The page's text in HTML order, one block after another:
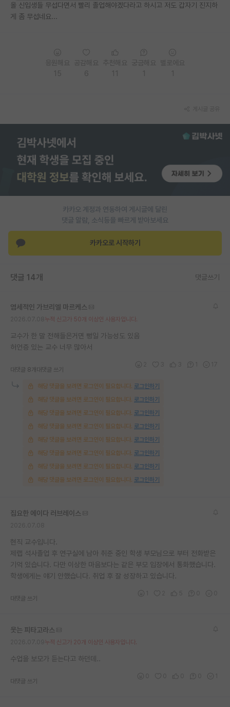
연구실(PI) 홍보 게시판
인문사회 계열 게시판
특수/전문대학원 게시판
반도체/AI 게시판
장학금/장학생 게시판
홍보 게시판
커리어
반도체 아카데미
올 신입생들 무섭다면서 빨리 졸업해야겠다라고 하시고 저도 갑자기 진지하
게 좀 무섭네요...
카카오 계정과 연동하여 게시글에 달린
댓글 알람, 소식등을 빠르게 받아보세요
카카오로 시작하기
댓글 14개 댓글쓰기
염세적인 가브리엘 마르케스
누적 신고가 50개 이상인 사용자입니다.
교수가 한 말 전해들은거면 뻥일 가능성도 있음
허언증 있는 교수 너무 많아서
대댓글 8개 대댓글 쓰기
해당 댓글을 보려면 로그인이 필요합니다. 로그인하기
해당 댓글을 보려면 로그인이 필요합니다. 로그인하기
해당 댓글을 보려면 로그인이 필요합니다. 로그인하기
해당 댓글을 보려면 로그인이 필요합니다. 로그인하기
해당 댓글을 보려면 로그인이 필요합니다. 로그인하기
해당 댓글을 보려면 로그인이 필요합니다. 로그인하기
해당 댓글을 보려면 로그인이 필요합니다. 로그인하기
해당 댓글을 보려면 로그인이 필요합니다. 로그인하기
집요한 에이다 러브레이스
현직 교수입니다.
제랩 석사졸업 후 연구실에 남아 취준 중인 학생 부모님으로 부터 전화받은
기억 있습니다. 다만 이상한 마음보다는 같은 부모 입장에서 통화했습니다.
학생에게는 얘기 안했습니다. 취업 후 잘 성장하고 있습니다.
대댓글 쓰기
웃는 피타고라스
누적 신고가 20개 이상인 사용자입니다.
수업을 보모가 듣는다고 하던데..
대댓글 쓰기